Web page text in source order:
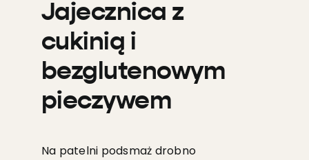
Jajecznica z
cukinią i
bezglutenowym
pieczywem
Na patelni podsmaż drobno